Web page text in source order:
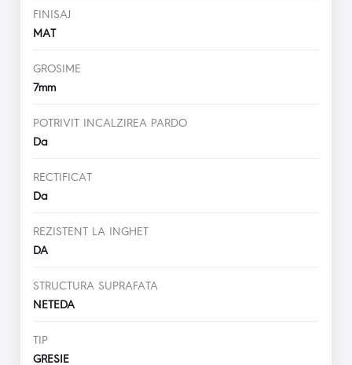
FINISAJ
MAT
GROSIME
7mm
POTRIVIT INCALZIREA PARDO
Da
RECTIFICAT
Da
REZISTENT LA INGHET
DA
STRUCTURA SUPRAFATA
NETEDA
TIP
GRESIE